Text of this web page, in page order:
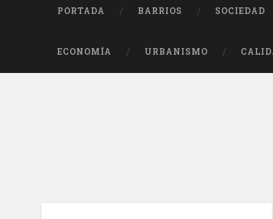
PORTADA BARRIOS SOCIEDAD
ECONOMÍA URBANISMO